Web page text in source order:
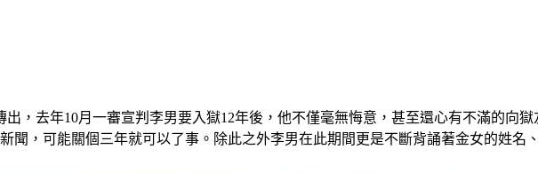
出，去年10月一審宣判李男要入獄12年後，他不僅毫無悔意，甚至還心有不滿的向
聞，可能關個三年就可以了事。除此之外李男在此期間更是不斷背誦著金女的姓名